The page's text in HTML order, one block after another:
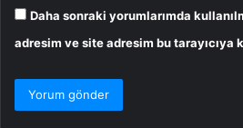
Daha sonraki yorumlarımda
adresim ve site adresim bu tarayıcıya